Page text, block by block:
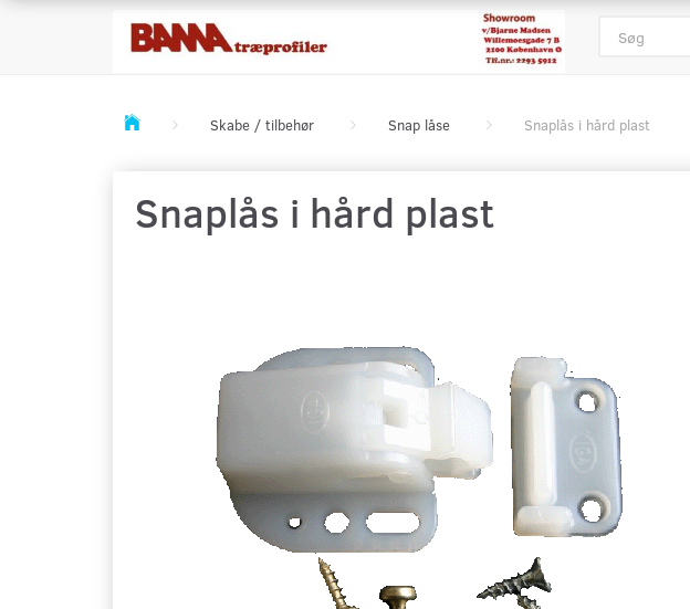
Skabe / tilbehør Snap låse Snaplås i hård plast
Snaplås i hård plast